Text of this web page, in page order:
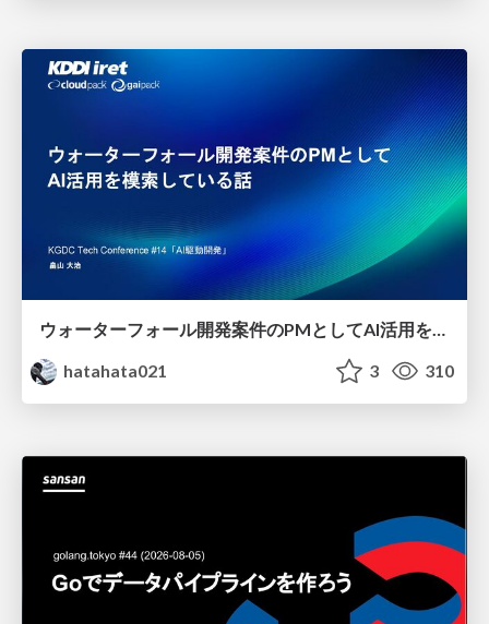
ウォーターフォール開発案件のPMとしてAI活用を模索している話
hatahata021
3 310